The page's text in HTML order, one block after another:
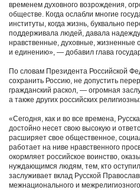
временем духовного возрождения,
обществе. Когда ослабли многие
институты, когда жизнь, буквально
поддерживала людей, давала
нравственные, духовные, жизненные
и единению», ― добавил глава
По словам Президента Российской
сохранить Россию, не допустить
гражданский раскол, ― огромная
а также других российских
«Сегодня, как и во все времена,
достойно несет свою высокую и
расширяет свое общественное,
работает на ниве нравственного
окормляет российское воинство,
нуждающимся людям, тем, кто
заслуживает вклад Русской
межнационального и